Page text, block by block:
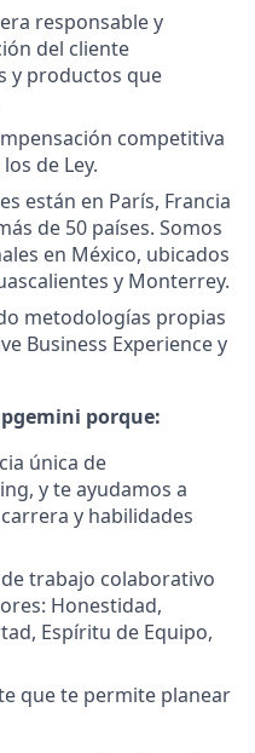
responsable y
del cliente
y productos que
competitiva
de Ley.
están en París, Francia
de 50 países. Somos
en México, ubicados
y Monterrey.
metodologías propias
Business Experience y
porque:
única de
y te ayudamos a
y habilidades
trabajo colaborativo
Honestidad,
Espíritu de Equipo,
que te permite planear